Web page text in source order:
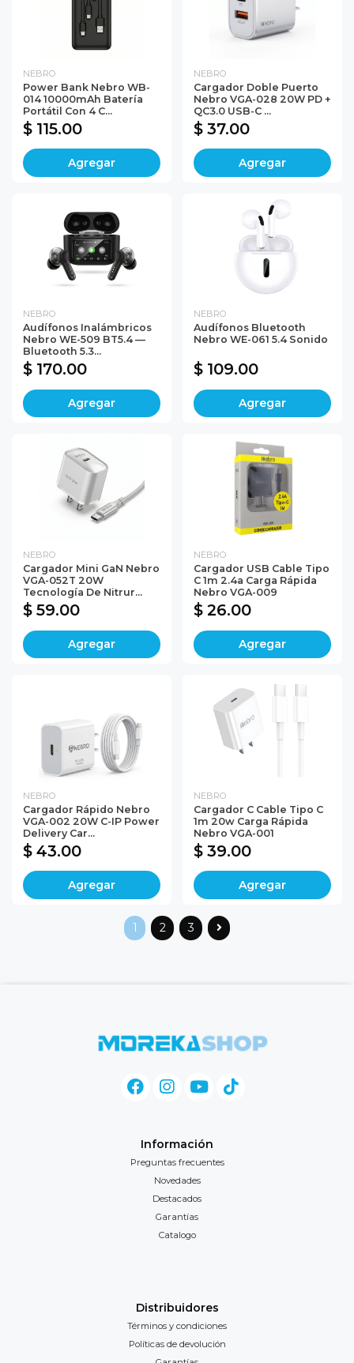
NEBRO
Power Bank Nebro WB-
014 10000mAh Batería
Portátil Con 4 C...
$ 115.00
Agregar
NEBRO
Cargador Doble Puerto
Nebro VGA-028 20W PD +
QC3.0 USB-C ...
$ 37.00
Agregar
NEBRO
Audífonos Inalámbricos
Nebro WE-509 BT5.4 —
Bluetooth 5.3...
$ 170.00
Agregar
NEBRO
Audífonos Bluetooth
Nebro WE-061 5.4 Sonido
$ 109.00
Agregar
NEBRO
Cargador Mini GaN Nebro
VGA-052T 20W
Tecnología De Nitrur...
$ 59.00
Agregar
NEBRO
Cargador USB Cable Tipo
C 1m 2.4a Carga Rápida
Nebro VGA-009
$ 26.00
Agregar
NEBRO
Cargador Rápido Nebro
VGA-002 20W C-IP Power
Delivery Car...
$ 43.00
Agregar
NEBRO
Cargador C Cable Tipo C
1m 20w Carga Rápida
Nebro VGA-001
$ 39.00
Agregar
1 2 3
Información
Preguntas frecuentes
Novedades
Destacados
Garantías
Catalogo
Distribuidores
Términos y condiciones
Políticas de devolución